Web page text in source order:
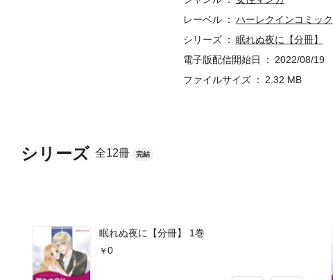
シリーズ 全12冊 完結
眠れぬ夜に【分冊】 1巻
0
レーベル
ハーレクインコミッ
シリーズ
眠れぬ夜に【分冊】
電子版配信開始日
2022/08/19
ファイルサイズ
2.32 MB